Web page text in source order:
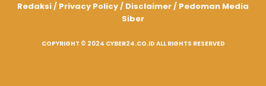
Redaksi/ Privacy Policy/ Disclaimer/ Pedoman Media
Siber
COPYRIGHT © 2024 CYBER24.CO.ID ALL RIGHTS RESERVED